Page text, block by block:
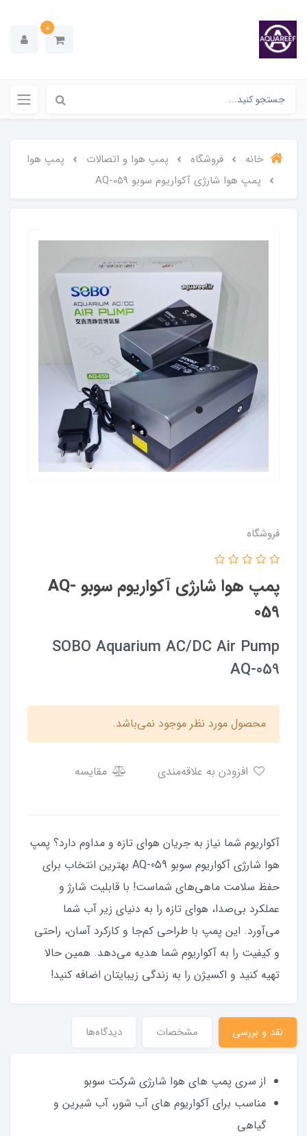
0
خانه فروشگاه پمپ هوا و اتصالات
پمپ هوا
پمپ هوا شارژی آکواریوم سوبو AQ-059
فروشگاه
پمپ هوا شارژی آکواریوم سوبو AQ-
059
SOBO Aquarium AC/DC Air Pump
AQ-059
محصول مورد نظر موجود نمی‌باشد.
مقایسه
آکواریوم شما نیاز به جریان هوای تازه و مداوم دارد؟ پمپ
هوا شارژی آکواریوم سوبو AQ-059 بهترین انتخاب برای
حفظ سلامت ماهی‌های شماست! با قابلیت شارژ و
عملکرد بی‌صدا، هوای تازه را به دنیای زیر آب شما
می‌آورد. این پمپ با طراحی کم‌جا و کارکرد آسان، راحتی
و کیفیت را به آکواریوم شما هدیه می‌دهد. همین حالا
تهیه کنید و اکسیژن را به زندگی زیبایتان اضافه کنید!
نقد و بررسی مشخصات دیدگاه‌ها
از سری پمپ های هوا شارژی شرکت سوبو
مناسب برای آکواریوم های آب شور، آب شیرین و
گیاهی